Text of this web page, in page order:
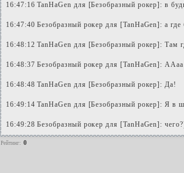
16:47:16 TanHaGen для [Безобразный рокер]: в
16:47:40 Безобразный рокер для [TanHaGen]: а где
16:48:12 TanHaGen для [Безобразный рокер]: Там
16:48:37 Безобразный рокер для [TanHaGen]:
16:48:48 TanHaGen для [Безобразный рокер]: Да!
16:49:14 TanHaGen для [Безобразный рокер]: Я в
16:49:28 Безобразный рокер для [TanHaGen]:
Рейтинг: 0